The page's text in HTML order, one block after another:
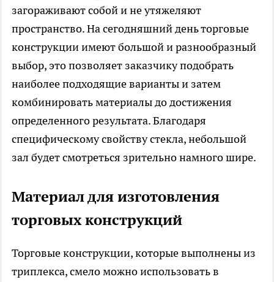
загораживают собой и не утяжеляют
пространство. На сегодняшний день торговые
конструкции имеют большой и разнообразный
выбор, это позволяет заказчику подобрать
наиболее подходящие варианты и затем
комбинировать материалы до достижения
определенного результата. Благодаря
специфическому свойству стекла, небольшой
зал будет смотреться зрительно намного шире.
Материал для изготовления
торговых конструкций
Торговые конструкции, которые выполнены из
триплекса, смело можно использовать в